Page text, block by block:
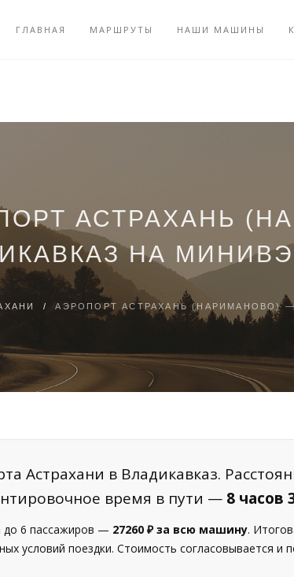
ГЛАВНАЯ МАРШРУТЫ НАШИ МАШИНЫ
АСТРАХАНЬ
НА
/АЭРОПОРТ АСТРАХАНЬ (НАРИМАНОВО) —
Астрахани в Владикавказ.
время в пути — 8 часов
до 6 пассажиров — 27260 ₽ за всю машину.
условий поездки. Стоимость согласовывается